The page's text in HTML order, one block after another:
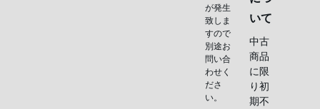
が発生
致しま
すので
別途お
問い合
わせく
ださ
い。
いて
中古
商品
に限
り初
期不